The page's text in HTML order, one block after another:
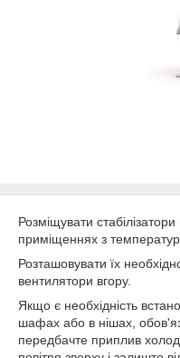
Розміщувати
приміщеннях з
Розташовувати їх
вентилятори вгору.
Якщо є необхідність
шафах або в нішах,
передбачте приплив